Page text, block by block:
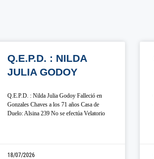
Q.E.P.D. : NILDA
JULIA GODOY
Q.E.P.D. : Nilda Julia Godoy Falleció en
Gonzales Chaves a los 71 años Casa de
Duelo: Alsina 239 No se efectúa Velatorio
18/07/2026